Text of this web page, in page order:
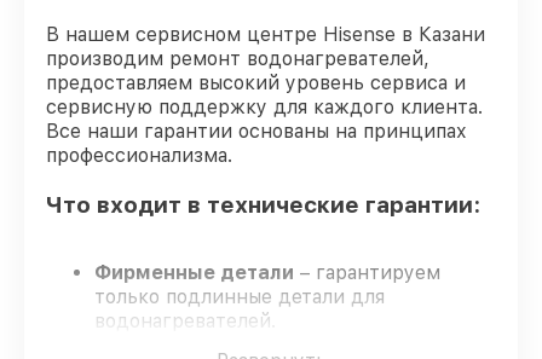
В нашем сервисном центре Hisense в Казани
производим ремонт водонагревателей,
предоставляем высокий уровень сервиса и
сервисную поддержку для каждого клиента.
Все наши гарантии основаны на принципах
профессионализма.
Что входит в технические гарантии:
Фирменные детали – гарантируем
только подлинные детали для
водонагревателей.